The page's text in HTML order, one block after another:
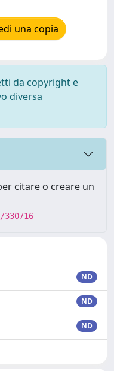
una copia
da copyright e
diversa
citare o creare un
ND
ND
ND